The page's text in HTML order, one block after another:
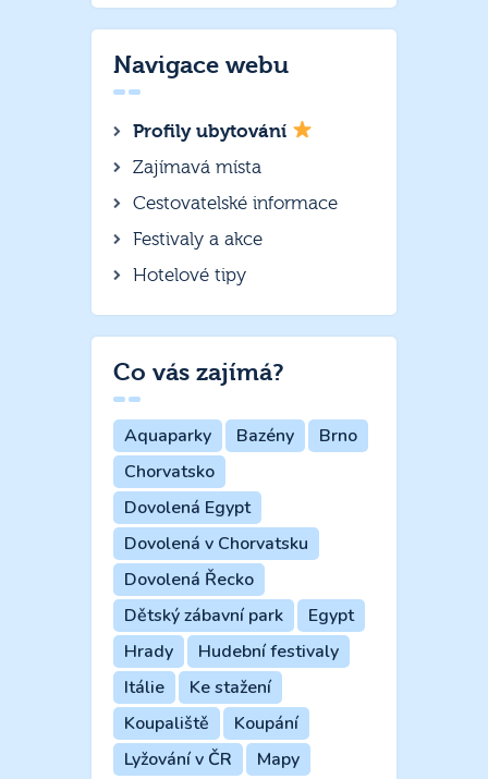
Navigace webu
Profily ubytování
Zajímavá místa
Cestovatelské informace
Festivaly a akce
Hotelové tipy
Co vás zajímá?
Aquaparky Bazény
Brno
Chorvatsko
Dovolená Egypt
Dovolená v Chorvatsku
Dovolená Řecko
Dětský zábavní park
Egypt
Hrady
Hudební festivaly
Itálie
Ke stažení
Koupaliště
Koupání
Lyžování v ČR
Mapy